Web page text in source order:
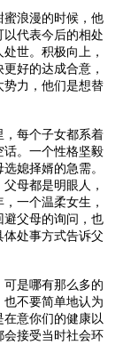
浪漫的时候，他
代表今后的相处
世。积极向上，
好的达成合意，
力，他们是想替
每个子女都系着
。一个性格坚毅
媳择婿的急需。
母都是明眼人，
一个温柔女生，
避父母的询问，也
处事方式告诉父
是哪有那么多的
不要简单地认为
意你们的健康以
会接受当时社会环